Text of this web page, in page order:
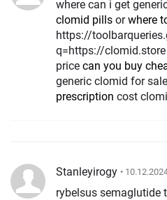
where can i get
clomid pills orwhere
https://
q=https://
price can you buy
generic clomid for
prescription cost
Stanleyirogy •
rybelsus semaglutide